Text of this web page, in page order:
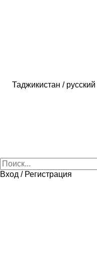
Таджикистан / русский
Вход / Регистрация